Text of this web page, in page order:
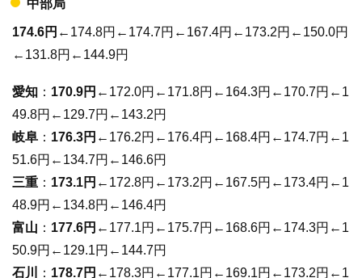
中部局
174.6円 ←174.8円←174.7円←167.4円←173.2円←150.0円
←131.8円←144.9円
愛知 ： 170.9円 ←172.0円←171.8円←164.3円←170.7円←1
49.8円←129.7円←143.2円
岐阜 ： 176.3円 ←176.2円←176.4円←168.4円←174.7円←1
51.6円←134.7円←146.6円
三重 ： 173.1円 ←172.8円←173.2円←167.5円←173.4円←1
48.9円←134.8円←146.4円
富山 ： 177.6円 ←177.1円←175.7円←168.6円←174.3円←1
50.9円←129.1円←144.7円
石川
： 178.7円 ←178.3円←177.1円←169.1円←173.2円←1